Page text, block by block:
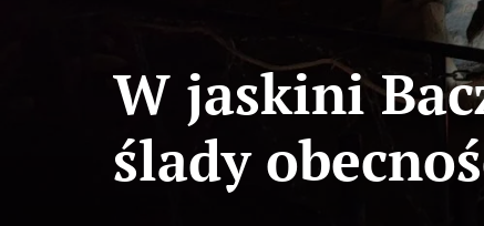
W jaskini
ślady